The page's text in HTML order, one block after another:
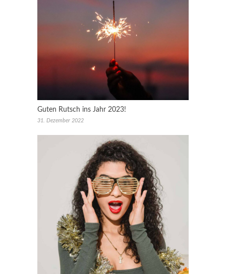
Guten Rutsch ins Jahr 2023!
31. Dezember 2022